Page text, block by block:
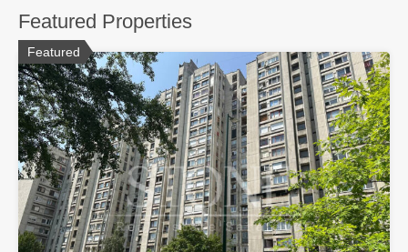
Featured Properties
Featured